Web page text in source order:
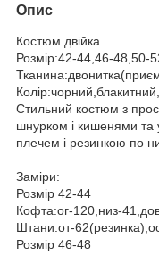
Опис
Костюм двійка
Розмір:42-44,46-48,50-
Стильний костюм з
шнурком і кишенями
плечем і резинкою по
Заміри:
Розмір 42-44
Кофта:ог-120,низ-
Штани:от-
Розмір 46-48